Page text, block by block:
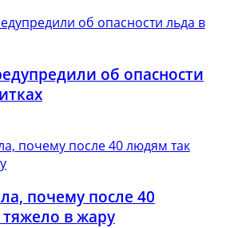
об опасности
почему после 40
в жару